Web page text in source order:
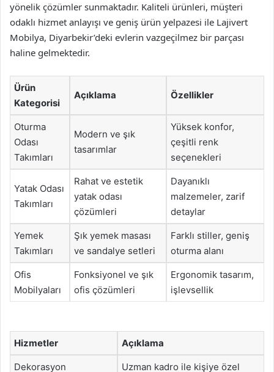
yönelik çözümler sunmaktadır. Kaliteli ürünleri, müşteri
odaklı hizmet anlayışı ve geniş ürün yelpazesi ile Lajivert
Mobilya, Diyarbekir’deki evlerin vazgeçilmez bir parçası
haline gelmektedir.
Ürün
Kategorisi
Açıklama Özellikler
Oturma
Odası
Takımları
Modern ve şık
tasarımlar
Yüksek konfor,
çeşitli renk
seçenekleri
Yatak Odası
Takımları
Rahat ve estetik
yatak odası
çözümleri
Dayanıklı
malzemeler, zarif
detaylar
Yemek
Takımları
Şık yemek masası
ve sandalye setleri
Farklı stiller, geniş
oturma alanı
Ofis
Mobilyaları
Fonksiyonel ve şık
ofis çözümleri
Ergonomik tasarım,
işlevsellik
Hizmetler Açıklama
Dekorasyon
Uzman kadro ile kişiye özel